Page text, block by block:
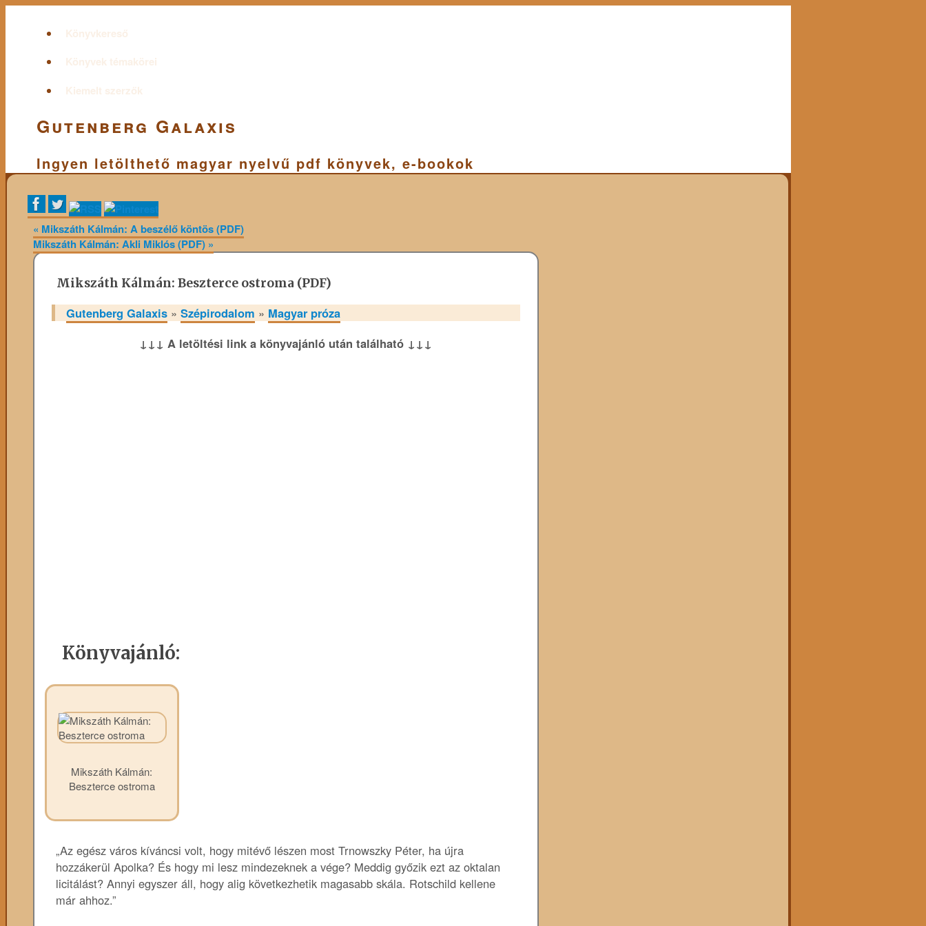
Könyvkereső
Könyvek témakörei
Kiemelt szerzők
Gutenberg Galaxis
Ingyen letölthető magyar nyelvű pdf könyvek, e-bookok
« Mikszáth Kálmán: A beszélő köntös (PDF)
Mikszáth Kálmán: Akli Miklós (PDF) »
Mikszáth Kálmán: Beszterce ostroma (PDF)
Gutenberg Galaxis » Szépirodalom » Magyar próza
↓↓↓ A letöltési link a könyvajánló után található ↓↓↓
Könyvajánló:
Mikszáth Kálmán:
Beszterce ostroma
„Az egész város kíváncsi volt, hogy mitévő lészen most Trnowszky Péter, ha újra
hozzákerül Apolka? És hogy mi lesz mindezeknek a vége? Meddig győzik ezt az oktalan
licitálást? Annyi egyszer áll, hogy alig következhetik magasabb skála. Rotschild kellene
már ahhoz.”